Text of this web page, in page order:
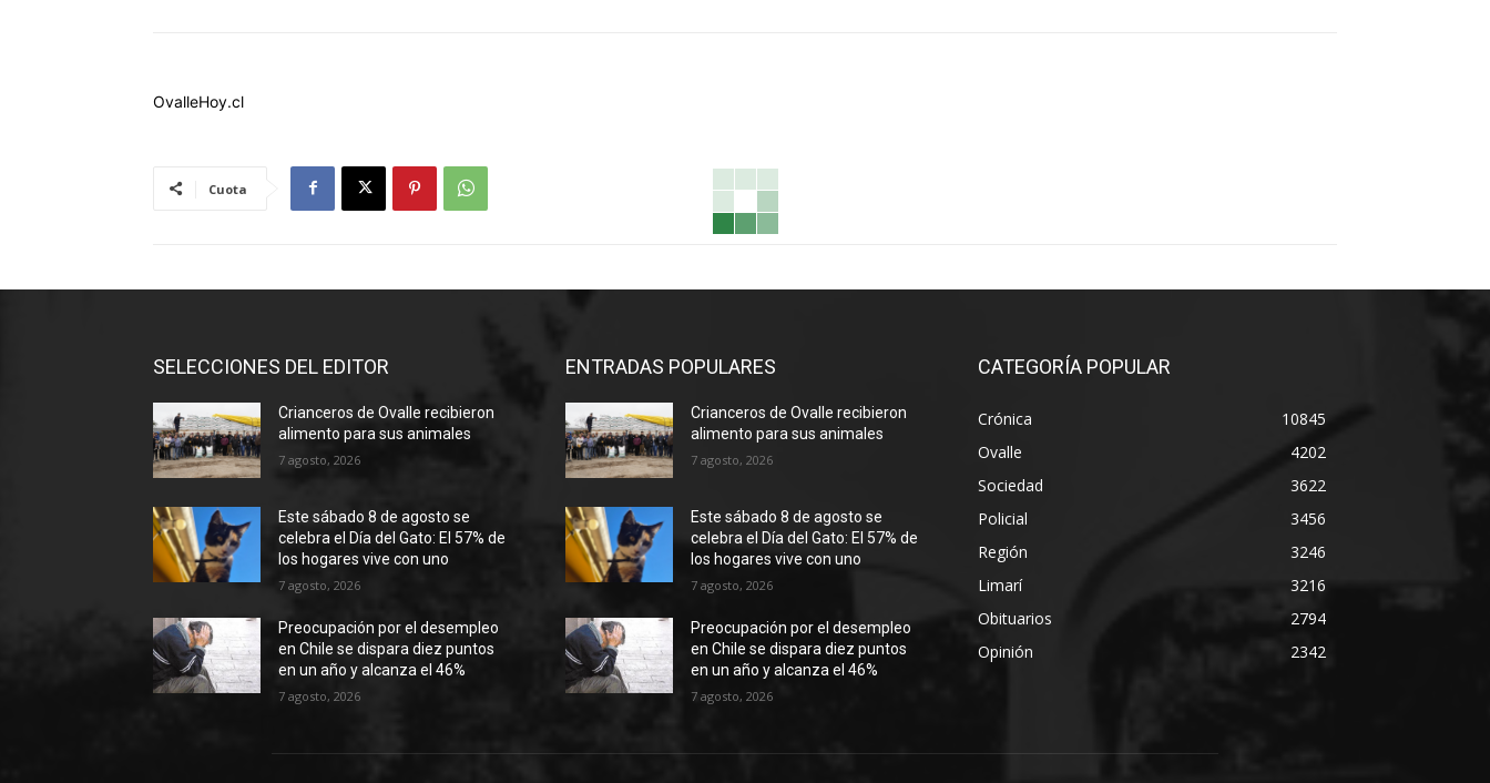
OvalleHoy.cl
Cuota
SELECCIONES DEL EDITOR
Crianceros de Ovalle recibieron
alimento para sus animales
7 agosto, 2026
Este sábado 8 de agosto se
celebra el Día del Gato: El 57% de
los hogares vive con uno
7 agosto, 2026
Preocupación por el desempleo
en Chile se dispara diez puntos
en un año y alcanza el 46%
7 agosto, 2026
ENTRADAS POPULARES
Crianceros de Ovalle recibieron
alimento para sus animales
7 agosto, 2026
Este sábado 8 de agosto se
celebra el Día del Gato: El 57% de
los hogares vive con uno
7 agosto, 2026
Preocupación por el desempleo
en Chile se dispara diez puntos
en un año y alcanza el 46%
7 agosto, 2026
CATEGORÍA POPULAR
Crónica
10845
Ovalle
4202
Sociedad
3622
Policial
3456
Región
3246
Limarí
3216
Obituarios
2794
Opinión
2342